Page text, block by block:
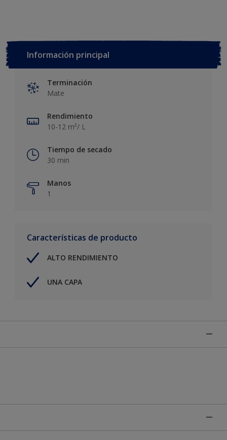
Información principal
Terminación
Mate
Rendimiento
10-12 m²/ L
Tiempo de secado
30 min
Manos
1
Características de producto
ALTO RENDIMIENTO
UNA CAPA